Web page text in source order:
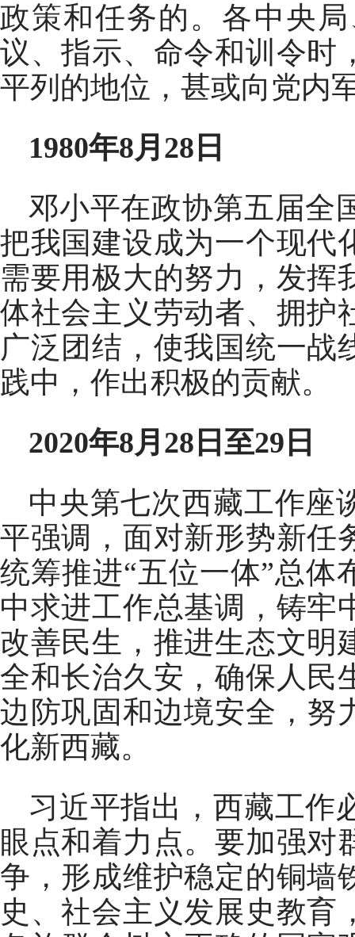
政策和任务的。各中央
议、指示、命令和训令时
平列的地位，甚或向党内
1980年8月28日
邓小平在政协第五届全
把我国建设成为一个现代
需要用极大的努力，发挥
体社会主义劳动者、拥护
广泛团结，使我国统一战
践中，作出积极的贡献。
2020年8月28日至29日
中央第七次西藏工作座
平强调，面对新形势新任
统筹推进“五位一体”总体
中求进工作总基调，铸牢
改善民生，推进生态文明
全和长治久安，确保人民
边防巩固和边境安全，努
化新西藏。
习近平指出，西藏工作
眼点和着力点。要加强对
争，形成维护稳定的铜墙
史、社会主义发展史教育